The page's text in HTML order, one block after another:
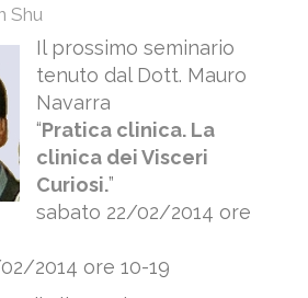
Shu
Il prossimo seminario
tenuto dal Dott. Mauro
Navarra
“Pratica clinica. La
clinica dei Visceri
Curiosi.”
sabato 22/02/2014 ore
2014 ore 10-19